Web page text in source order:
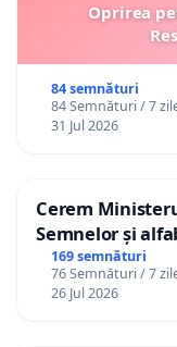
Oprirea
84 semnături
84 Semnături / 7
31 Jul 2026
Cerem
Semnelor și
Republica
169 semnături
76 Semnături / 7
26 Jul 2026